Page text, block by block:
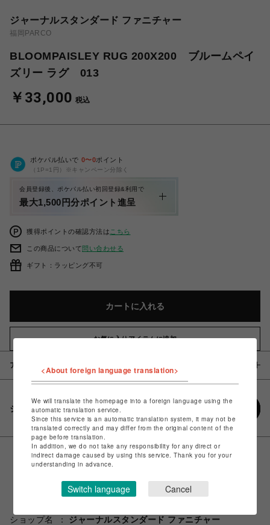
ジャーナルスタンダード ファニチャー
福岡PARCO
BLOOMPAISLEY RUG 200X200 ブルームペイ
ズリー ラグ 013
￥33,000 税込
ポケパル払いで 0〜0ポイント
（1P=1円）※キャンペーン分除く
会員登録後、ポケパル払い初回登録&利用で
最大1,500円分ポイント進呈
獲得ポイントの確認方法は こちら
この商品について問い合わせる
ギフト：ラッピング不可
カートに入れる
お気に入りアイテムに追加
アイテム説明 / 素材
シェアする
ショップ名
ジャーナルスタンダード ファニチャー
<About foreign language translation>
We will translate the homepage into a foreign language using the
automatic translation service.
Since this service is an automatic translation system, it may not be
translated correctly and may differ from the original content of the
page before translation.
In addition, we do not take any responsibility for any direct or
indirect damage caused by using this service. Thank you for your
understanding in advance.
Switch language Cancel